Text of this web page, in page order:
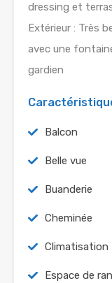
dressing et
Extérieur : Très
avec une
gardien
Balcon
Belle vue
Buanderie
Cheminée
Climatisation
Espace de